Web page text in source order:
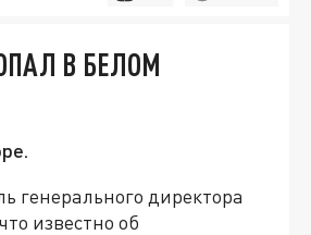
В БЕЛОМ
генерального директора
известно об